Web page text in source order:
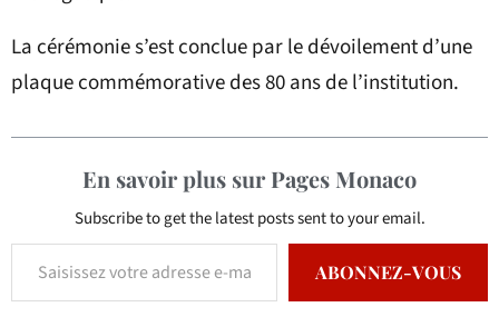
La cérémonie s’est conclue par le dévoilement d’une
plaque commémorative des 80 ans de l’institution.
En savoir plus sur Pages Monaco
Subscribe to get the latest posts sent to your email.
ABONNEZ-VOUS